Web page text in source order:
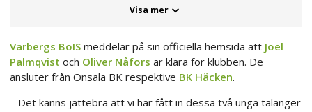
Visa mer
Varbergs BoIS meddelar på sin officiella hemsida att Joel
Palmqvist och Oliver Nåfors är klara för klubben. De
ansluter från Onsala BK respektive BK Häcken.
– Det känns jättebra att vi har fått in dessa två unga talanger